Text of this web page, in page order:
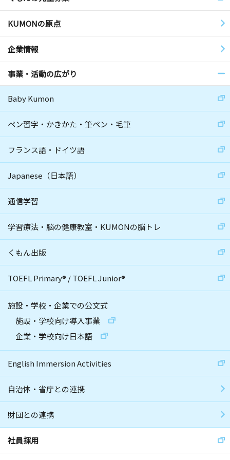
KUMONの原点
企業情報
事業・活動の広がり
Baby Kumon
ペン習字・かきかた・筆ペン・毛筆
フランス語・ドイツ語
Japanese（日本語）
通信学習
学習療法・脳の健康教室・KUMONの脳トレ
くもん出版
TOEFL Primary® /TOEFL Junior®
施設・学校・企業での公文式
施設・学校向け導入事業
企業・学校向け日本語
English Immersion Activities
自治体・省庁との連携
財団との連携
社員採用